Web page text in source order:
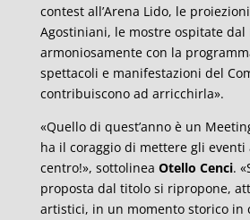
contest all’Arena Lido, le
Agostiniani, le mostre ospitate dal
armoniosamente con la
spettacoli e manifestazioni del
contribuiscono ad arricchirla».
«Quello di quest’anno è un
ha il coraggio di mettere gli
centro!», sottolinea Otello Cenci.
proposta dal titolo si ripropone,
artistici, in un momento storico in